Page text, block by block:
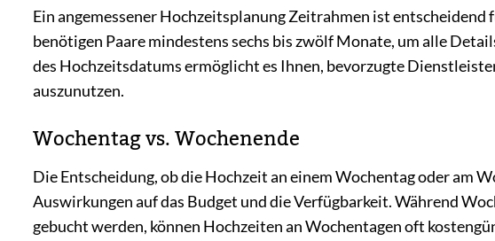
Ein angemessener Hochzeitsplanung Zeitrahmen ist
benötigen Paare mindestens sechs bis zwölf Monate, um alle
des Hochzeitsdatums ermöglicht es Ihnen, bevorzugte
auszunutzen.
Wochentag vs. Wochenende
Die Entscheidung, ob die Hochzeit an einem Wochentag oder am
Auswirkungen auf das Budget und die Verfügbarkeit. Während
gebucht werden, können Hochzeiten an Wochentagen oft